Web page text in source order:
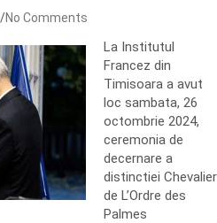
No Comments
La Institutul
Francez din
Timisoara a avut
loc sambata, 26
octombrie 2024,
ceremonia de
decernare a
distinctiei Chevalier
de L’Ordre des
Palmes